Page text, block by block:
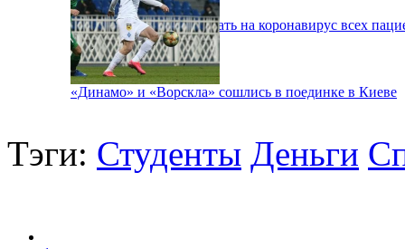
В Киеве будут тестировать на коронавирус всех
«Динамо» и «Ворскла» сошлись в поединке в Киеве
Тэги: Студенты Деньги